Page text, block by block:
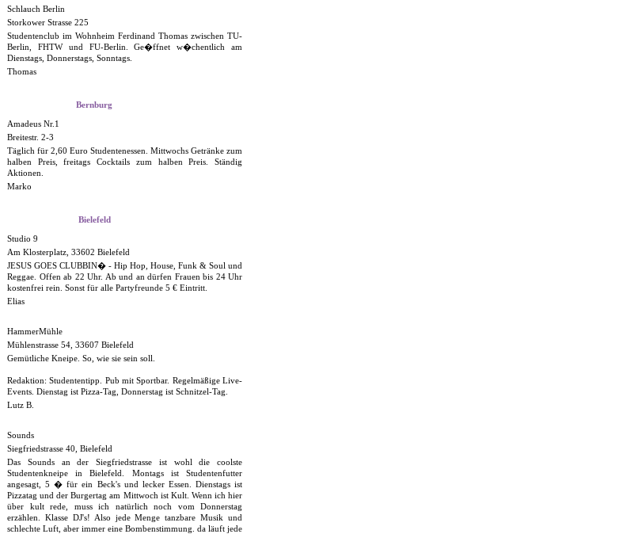
Schlauch Berlin
Storkower Strasse 225
Studentenclub im Wohnheim Ferdinand Thomas zwischen TU-
Berlin, FHTW und FU-Berlin. Ge�ffnet w�chentlich am
Dienstags, Donnerstags, Sonntags.
Thomas
Bernburg
Amadeus Nr.1
Breitestr. 2-3
Täglich für 2,60 Euro Studentenessen. Mittwochs Getränke zum
halben Preis, freitags Cocktails zum halben Preis. Ständig
Aktionen.
Marko
Bielefeld
Studio 9
Am Klosterplatz, 33602 Bielefeld
JESUS GOES CLUBBIN� - Hip Hop, House, Funk & Soul und
Reggae. Offen ab 22 Uhr. Ab und an dürfen Frauen bis 24 Uhr
kostenfrei rein. Sonst für alle Partyfreunde 5 € Eintritt.
Elias
HammerMühle
Mühlenstrasse 54, 33607 Bielefeld
Gemütliche Kneipe. So, wie sie sein soll.
Redaktion: Studententipp. Pub mit Sportbar. Regelmäßige Live-
Events. Dienstag ist Pizza-Tag, Donnerstag ist Schnitzel-Tag.
Lutz B.
Sounds
Siegfriedstrasse 40, Bielefeld
Das Sounds an der Siegfriedstrasse ist wohl die coolste
Studentenkneipe in Bielefeld. Montags ist Studentenfutter
angesagt, 5 � für ein Beck's und lecker Essen. Dienstags ist
Pizzatag und der Burgertag am Mittwoch ist Kult. Wenn ich hier
über kult rede, muss ich natürlich noch vom Donnerstag
erzählen. Klasse DJ's! Also jede Menge tanzbare Musik und
schlechte Luft, aber immer eine Bombenstimmung. da läuft jede